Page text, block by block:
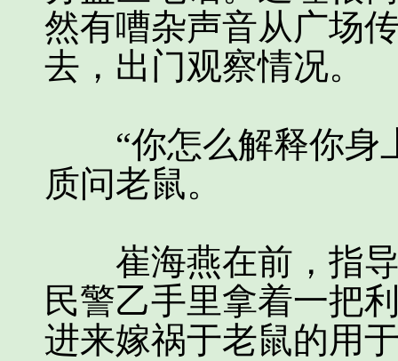
然有嘈杂声音从广场
去，出门观察情况。
“你怎么解释你身
质问老鼠。
崔海燕在前，指导
民警乙手里拿着一把
进来嫁祸于老鼠的用